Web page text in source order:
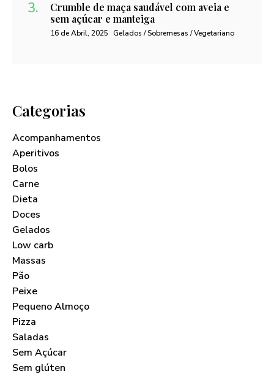
Crumble de maça saudável com aveia e
sem açúcar e manteiga
16 de Abril, 2025 Gelados / Sobremesas / Vegetariano
Categorias
Acompanhamentos
Aperitivos
Bolos
Carne
Dieta
Doces
Gelados
Low carb
Massas
Pão
Peixe
Pequeno Almoço
Pizza
Saladas
Sem Açúcar
Sem glúten